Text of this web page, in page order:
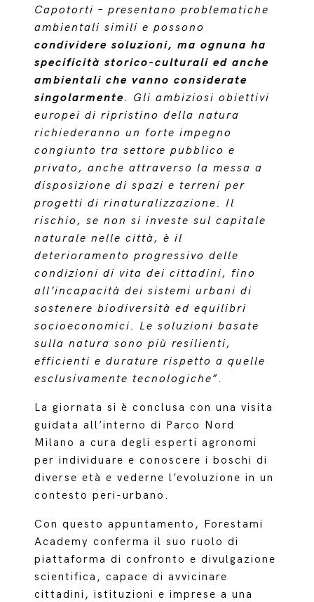
Capotorti – presentano problematiche
ambientali simili e possono
condividere soluzioni, ma ognuna ha
specificità storico-culturali ed anche
ambientali che vanno considerate
singolarmente. Gli ambiziosi obiettivi
europei di ripristino della natura
richiederanno un forte impegno
congiunto tra settore pubblico e
privato, anche attraverso la messa a
disposizione di spazi e terreni per
progetti di rinaturalizzazione. Il
rischio, se non si investe sul capitale
naturale nelle città, è il
deterioramento progressivo delle
condizioni di vita dei cittadini, fino
all’incapacità dei sistemi urbani di
sostenere biodiversità ed equilibri
socioeconomici. Le soluzioni basate
sulla natura sono più resilienti,
efficienti e durature rispetto a quelle
esclusivamente tecnologiche”.
La giornata si è conclusa con una visita
guidata all’interno di Parco Nord
Milano a cura degli esperti agronomi
per individuare e conoscere i boschi di
diverse età e vederne l’evoluzione in un
contesto peri-urbano.
Con questo appuntamento, Forestami
Academy conferma il suo ruolo di
piattaforma di confronto e divulgazione
scientifica, capace di avvicinare
cittadini, istituzioni e imprese a una